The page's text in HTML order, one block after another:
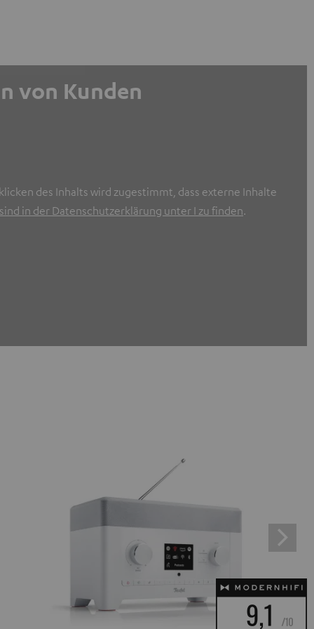
von Kunden
des Inhalts wird zugestimmt, dass externe Inhalte
in der Datenschutzerklärung unter I zu finden.